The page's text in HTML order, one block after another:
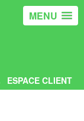
MENU
ESPACE CLIENT